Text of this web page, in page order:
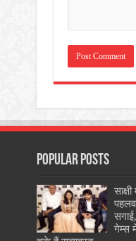
Popular Posts
गेम्स